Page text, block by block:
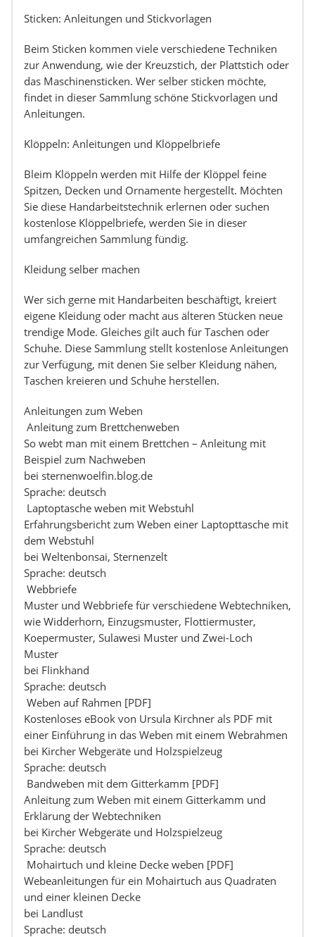
Sticken: Anleitungen und Stickvorlagen
Beim Sticken kommen viele verschiedene Techniken
zur Anwendung, wie der Kreuzstich, der Plattstich oder
das Maschinensticken. Wer selber sticken möchte,
findet in dieser Sammlung schöne Stickvorlagen und
Anleitungen.
Klöppeln: Anleitungen und Klöppelbriefe
Bleim Klöppeln werden mit Hilfe der Klöppel feine
Spitzen, Decken und Ornamente hergestellt. Möchten
Sie diese Handarbeitstechnik erlernen oder suchen
kostenlose Klöppelbriefe, werden Sie in dieser
umfangreichen Sammlung fündig.
Kleidung selber machen
Wer sich gerne mit Handarbeiten beschäftigt, kreiert
eigene Kleidung oder macht aus älteren Stücken neue
trendige Mode. Gleiches gilt auch für Taschen oder
Schuhe. Diese Sammlung stellt kostenlose Anleitungen
zur Verfügung, mit denen Sie selber Kleidung nähen,
Taschen kreieren und Schuhe herstellen.
Anleitungen zum Weben
Anleitung zum Brettchenweben
So webt man mit einem Brettchen – Anleitung mit
Beispiel zum Nachweben
bei sternenwoelfin.blog.de
Sprache: deutsch
Laptoptasche weben mit Webstuhl
Erfahrungsbericht zum Weben einer Laptopttasche mit
dem Webstuhl
bei Weltenbonsai, Sternenzelt
Sprache: deutsch
Webbriefe
Muster und Webbriefe für verschiedene Webtechniken,
wie Widderhorn, Einzugsmuster, Flottiermuster,
Koepermuster, Sulawesi Muster und Zwei-Loch
Muster
bei Flinkhand
Sprache: deutsch
Weben auf Rahmen [PDF]
Kostenloses eBook von Ursula Kirchner als PDF mit
einer Einführung in das Weben mit einem Webrahmen
bei Kircher Webgeräte und Holzspielzeug
Sprache: deutsch
Bandweben mit dem Gitterkamm [PDF]
Anleitung zum Weben mit einem Gitterkamm und
Erklärung der Webtechniken
bei Kircher Webgeräte und Holzspielzeug
Sprache: deutsch
Mohairtuch und kleine Decke weben [PDF]
Webeanleitungen für ein Mohairtuch aus Quadraten
und einer kleinen Decke
bei Landlust
Sprache: deutsch